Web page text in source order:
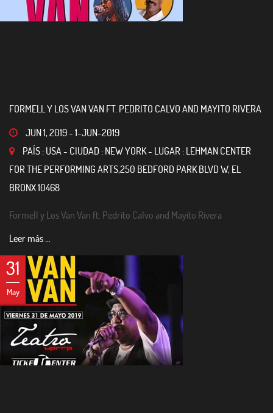
FORMELL Y LOS VAN VAN FT. PEDRITO CALVO AND MAYITO RIVERA
JUN 1, 2019-1-JUN-2019
PAÍS : USA - CIUDAD : NEW YORK - LUGAR : LEHMAN CENTER
FOR THE PERFORMING ARTS,250 BEDFORD PARK BLVD W, EL
BRONX 10468
Formell y Los Van Van ft. Pedrito Calvo and Mayito Rivera
Leer más ...
31
May